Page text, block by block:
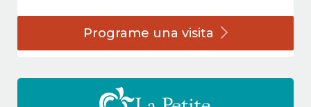
Programe una visita